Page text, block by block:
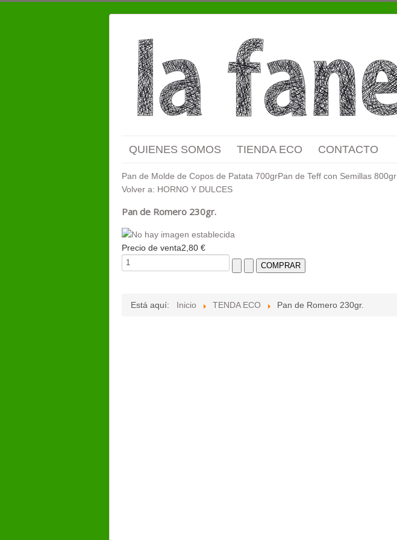
QUIENES SOMOS TIENDA ECO CONTACTO
Pan de Molde de Copos de Patata 700grPan de Teff con Semillas 800gr
Volver a: HORNO Y DULCES
Pan de Romero 230gr.
Precio de venta2,80 €
Está aquí: Inicio TENDA ECO Pan de Romero 230gr.